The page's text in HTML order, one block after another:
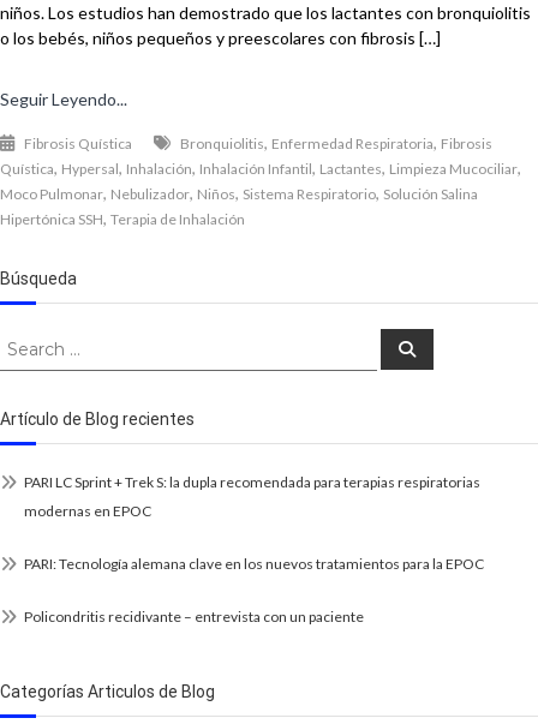
niños. Los estudios han demostrado que los lactantes con bronquiolitis
o los bebés, niños pequeños y preescolares con fibrosis […]
Seguir Leyendo...
Fibrosis Quística Bronquiolitis, Enfermedad Respiratoria, Fibrosis
Quística, Hypersal, Inhalación, Inhalación Infantil, Lactantes, Limpieza Mucociliar,
Moco Pulmonar, Nebulizador, Niños, Sistema Respiratorio, Solución Salina
Hipertónica SSH, Terapia de Inhalación
Búsqueda
Search
Search
Artículo de Blog recientes
PARI LC Sprint + Trek S: la dupla recomendada para terapias respiratorias
modernas en EPOC
PARI: Tecnología alemana clave en los nuevos tratamientos para la EPOC
Policondritis recidivante – entrevista con un paciente
Categorías Articulos de Blog